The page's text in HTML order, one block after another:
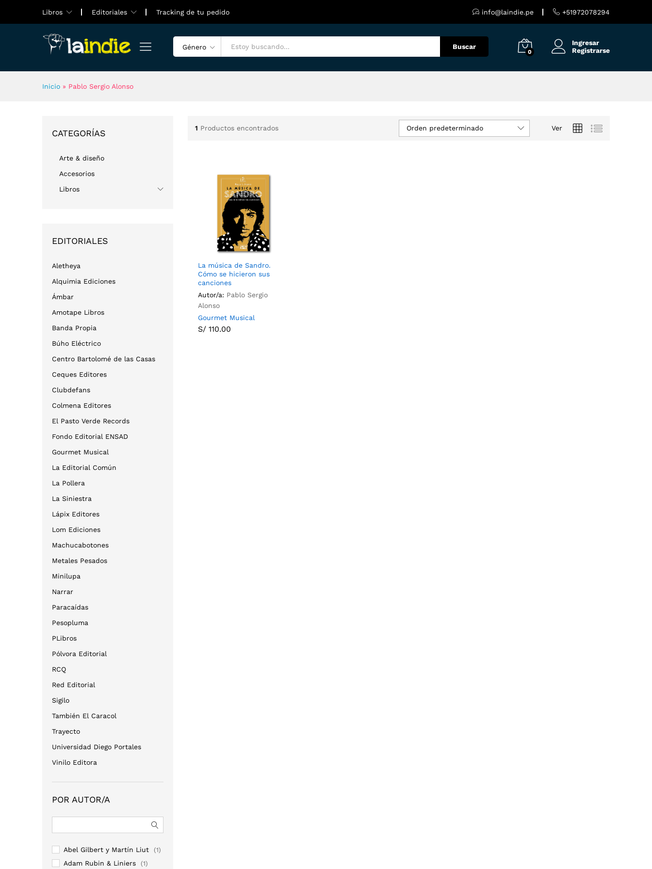
Libros Editoriales Tracking de tu pedido info@laindie.pe +51972078294
Género Buscar
0
Ingresar
Registrarse
Inicio » Pablo Sergio Alonso
1 Productos encontrados Ver
Orden predeterminado
La música de Sandro.
Cómo se hicieron sus
canciones
Autor/a: Pablo Sergio
Alonso
Gourmet Musical
S/ 110.00
S/110.00
CATEGORÍAS
Arte & diseño
Accesorios
Libros
EDITORIALES
Aletheya
Alquimia Ediciones
Ámbar
Amotape Libros
Banda Propia
Búho Eléctrico
Centro Bartolomé de las Casas
Ceques Editores
Clubdefans
Colmena Editores
El Pasto Verde Records
Fondo Editorial ENSAD
Gourmet Musical
La Editorial Común
La Pollera
La Siniestra
Lápix Editores
Lom Ediciones
Machucabotones
Metales Pesados
Minilupa
Narrar
Paracaídas
Pesopluma
PLibros
Pólvora Editorial
RCQ
Red Editorial
Sigilo
También El Caracol
Trayecto
Universidad Diego Portales
Vinilo Editora
POR AUTOR/A
Abel Gilbert y Martín Liut (1)
Adam Rubin & Liniers (1)